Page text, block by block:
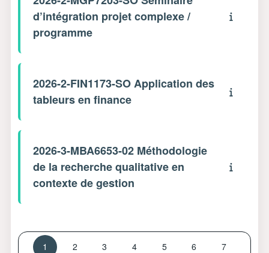
d’intégration projet complexe /
programme
2026-2-FIN1173-SO Application des
tableurs en finance
2026-3-MBA6653-02 Méthodologie
de la recherche qualitative en
contexte de gestion
1 Page 12Page 23 Page 34 Page 45Page 56 Page 67Page 7